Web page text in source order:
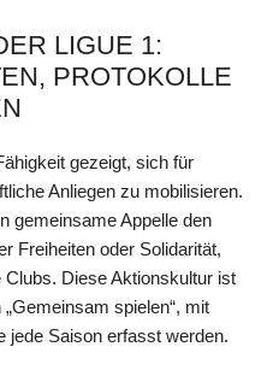
LIGUE 1:
PROTOKOLLE
gezeigt, sich für
Anliegen zu mobilisieren.
gemeinsame Appelle den
Freiheiten oder Solidarität,
Clubs. Diese Aktionskultur ist
spielen“, mit
jede Saison erfasst werden.